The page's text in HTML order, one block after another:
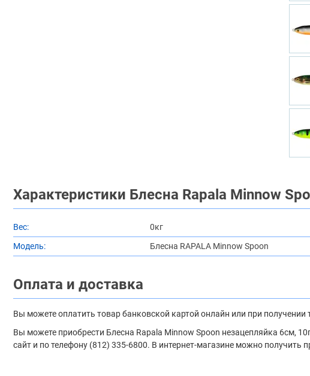
Характеристики Блесна Rapala Minnow
Вес: 0кг
Модель:
Блесна RAPALA Minnow Spoon
Оплата и доставка
Вы можете оплатить товар банковской картой онлайн или при получении
Вы можете приобрести Блесна Rapala Minnow Spoon незацепляйка 6см,
сайт и по телефону (812) 335-6800. В интернет-магазине можно получить